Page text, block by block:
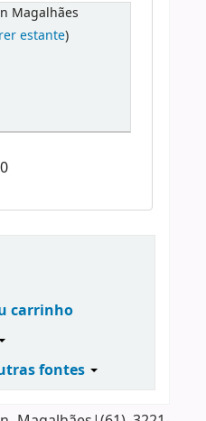
Magalhães
estante)
carrinho
fontes